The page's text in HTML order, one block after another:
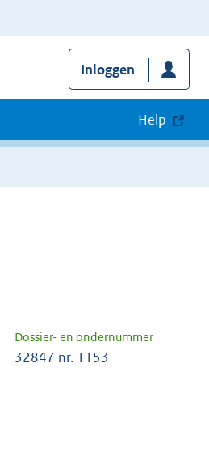
Inloggen
Help
Dossier- en ondernummer
32847 nr. 1153